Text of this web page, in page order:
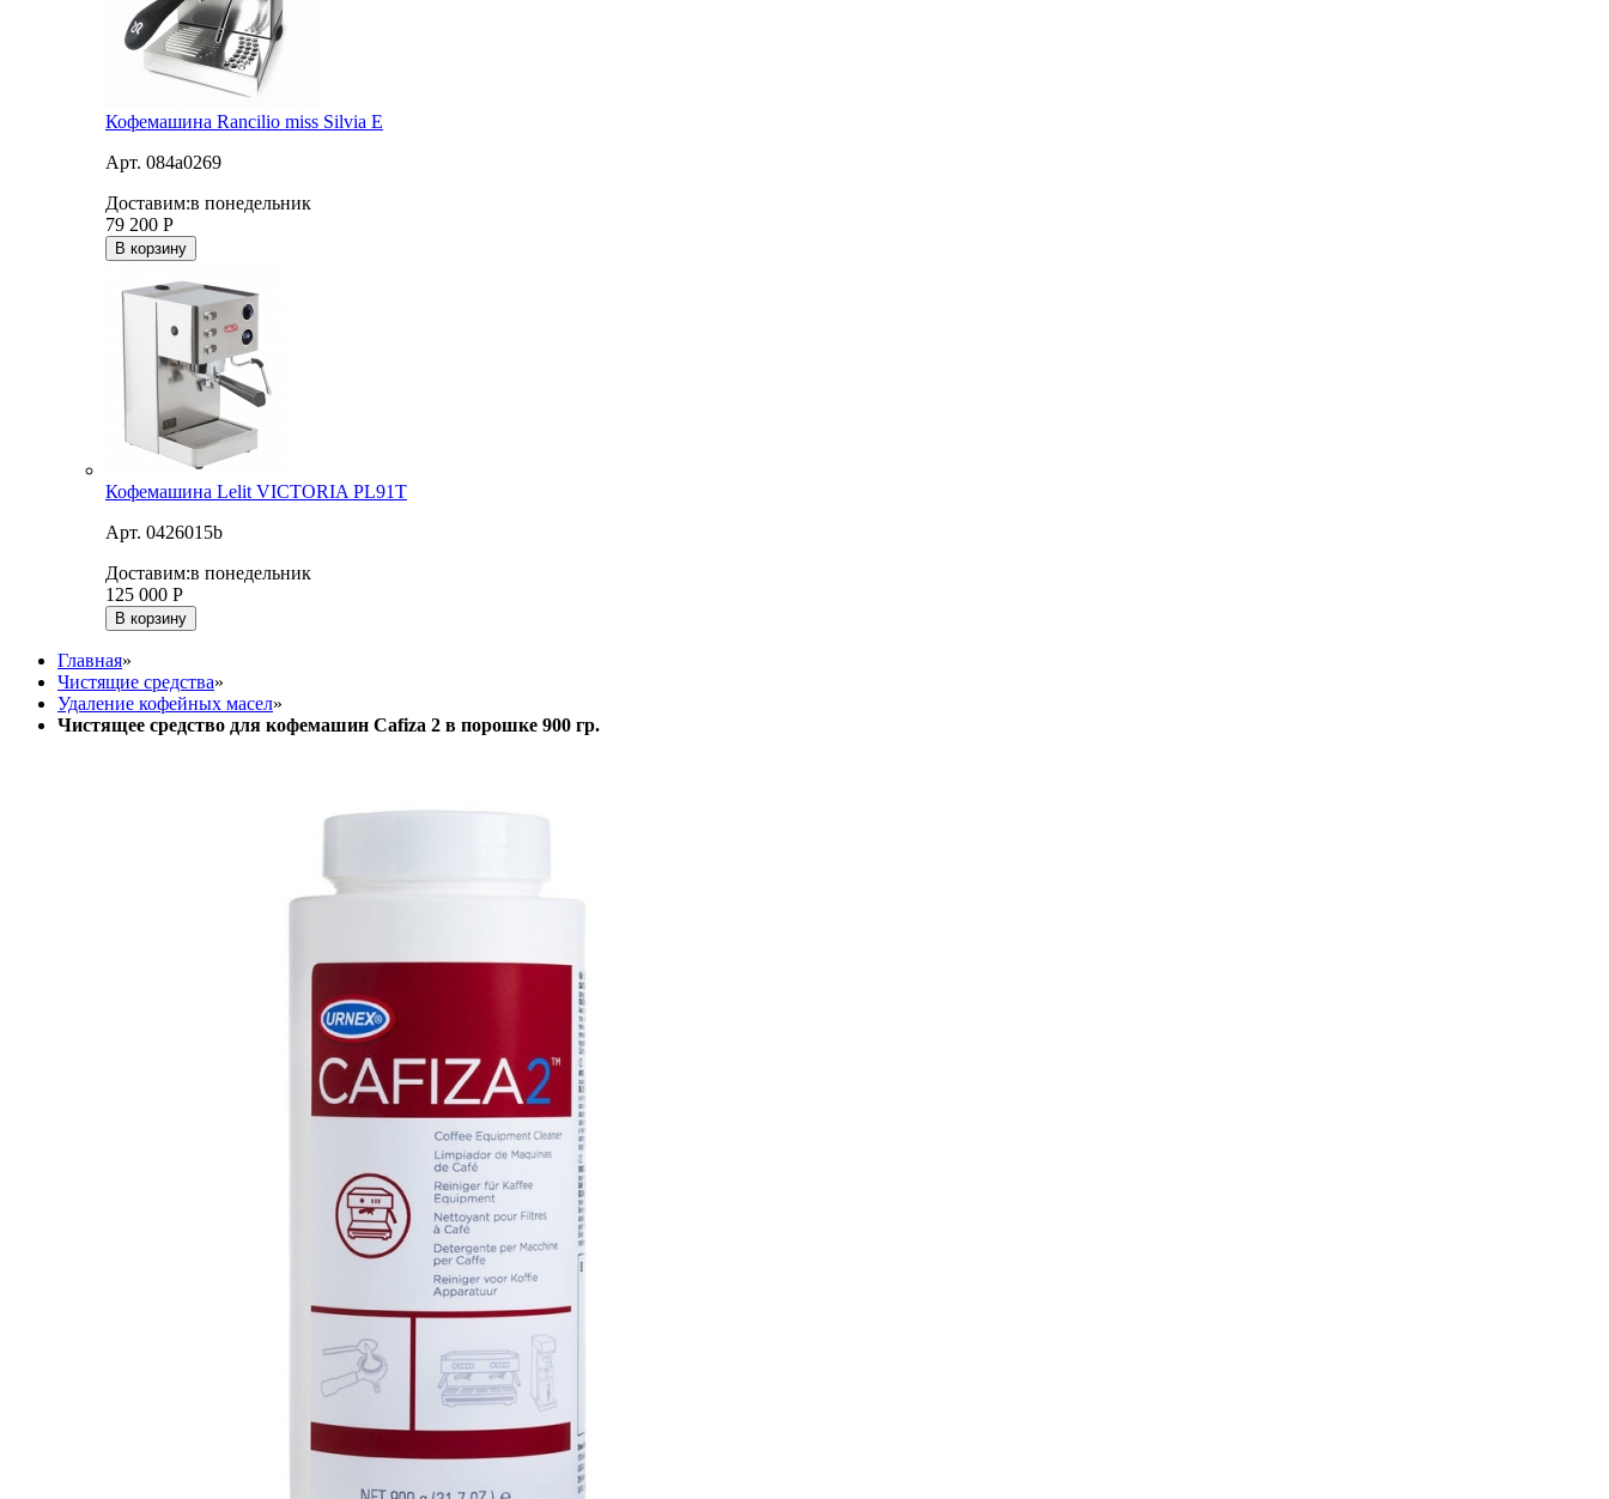
Кофемашина Rancilio miss Silvia E
Арт. 084a0269
Доставим:в понедельник
79 200 Р
В корзину
Кофемашина Lelit VICTORIA PL91T
Арт. 0426015b
Доставим:в понедельник
125 000 Р
В корзину
Главная»
Чистящие средства»
Удаление кофейных масел»
Чистящее средство для кофемашин Cafiza 2 в порошке 900 гр.